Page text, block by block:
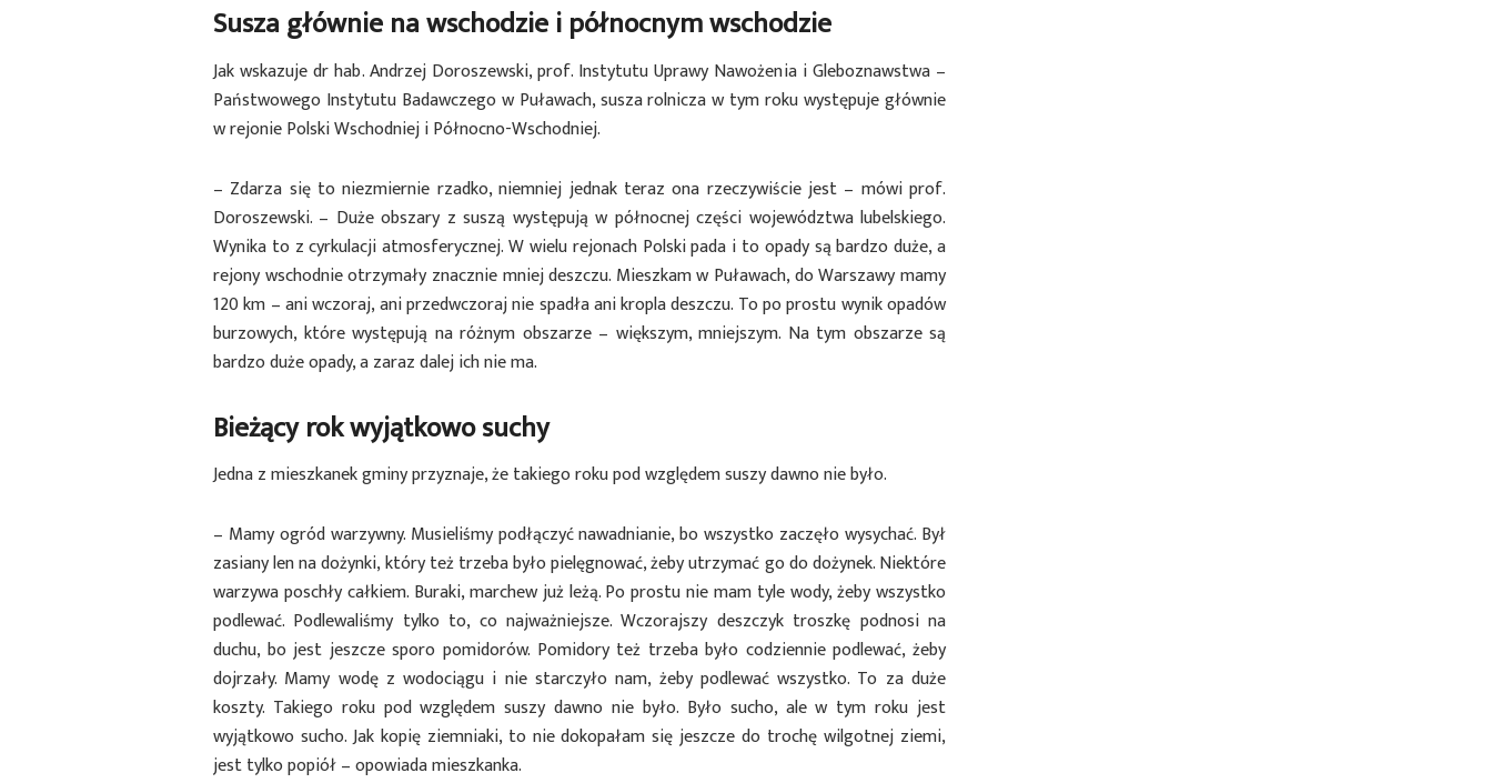
Susza głównie na wschodzie i północnym wschodzie
Jak wskazuje dr hab. Andrzej Doroszewski, prof. Instytutu Uprawy Nawożenia i Gleboznawstwa –
Państwowego Instytutu Badawczego w Puławach, susza rolnicza w tym roku występuje głównie
w rejonie Polski Wschodniej i Północno-Wschodniej.
– Zdarza się to niezmiernie rzadko, niemniej jednak teraz ona rzeczywiście jest – mówi prof.
Doroszewski. – Duże obszary z suszą występują w północnej części województwa lubelskiego.
Wynika to z cyrkulacji atmosferycznej. W wielu rejonach Polski pada i to opady są bardzo duże, a
rejony wschodnie otrzymały znacznie mniej deszczu. Mieszkam w Puławach, do Warszawy mamy
120 km – ani wczoraj, ani przedwczoraj nie spadła ani kropla deszczu. To po prostu wynik opadów
burzowych, które występują na różnym obszarze – większym, mniejszym. Na tym obszarze są
bardzo duże opady, a zaraz dalej ich nie ma.
Bieżący rok wyjątkowo suchy
Jedna z mieszkanek gminy przyznaje, że takiego roku pod względem suszy dawno nie było.
– Mamy ogród warzywny. Musieliśmy podłączyć nawadnianie, bo wszystko zaczęło wysychać. Był
zasiany len na dożynki, który też trzeba było pielęgnować, żeby utrzymać go do dożynek. Niektóre
warzywa poschły całkiem. Buraki, marchew już leżą. Po prostu nie mam tyle wody, żeby wszystko
podlewać. Podlewaliśmy tylko to, co najważniejsze. Wczorajszy deszczyk troszkę podnosi na
duchu, bo jest jeszcze sporo pomidorów. Pomidory też trzeba było codziennie podlewać, żeby
dojrzały. Mamy wodę z wodociągu i nie starczyło nam, żeby podlewać wszystko. To za duże
koszty. Takiego roku pod względem suszy dawno nie było. Było sucho, ale w tym roku jest
wyjątkowo sucho. Jak kopię ziemniaki, to nie dokopałam się jeszcze do trochę wilgotnej ziemi,
jest tylko popiół – opowiada mieszkanka.